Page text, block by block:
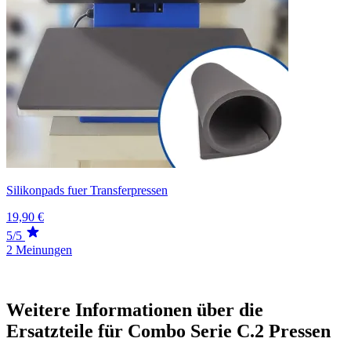
Silikonpads fuer Transferpressen
19,90 €
5/5
2 Meinungen
Weitere Informationen über die
Ersatzteile für Combo Serie C.2 Pressen